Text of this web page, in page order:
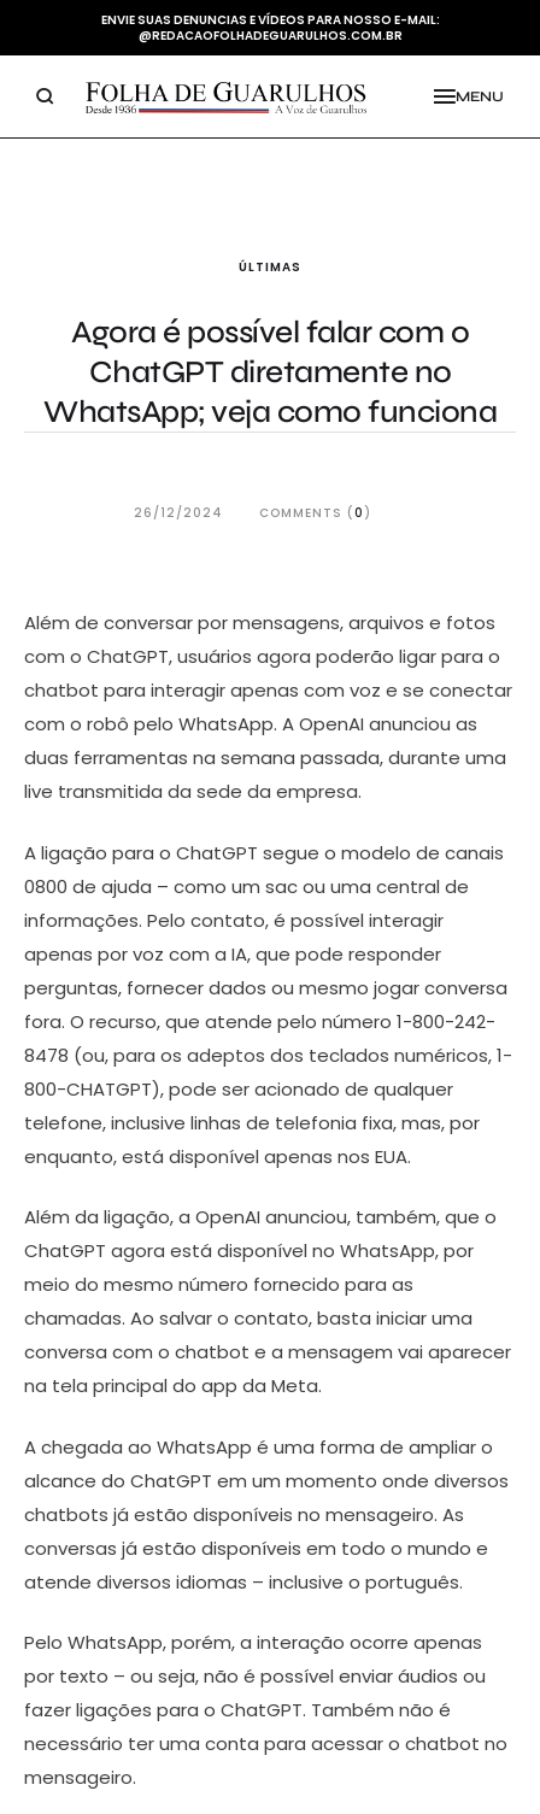
ENVIE SUAS DENUNCIAS E VÍDEOS PARA NOSSO E-MAIL:
@REDACAOFOLHADEGUARULHOS.COM.BR
MENU
ÚLTIMAS
Agora é possível falar com o
ChatGPT diretamente no
WhatsApp; veja como funciona
26/12/2024 COMMENTS (0 )
Além de conversar por mensagens, arquivos e fotos
com o ChatGPT, usuários agora poderão ligar para o
chatbot para interagir apenas com voz e se conectar
com o robô pelo WhatsApp. A OpenAI anunciou as
duas ferramentas na semana passada, durante uma
live transmitida da sede da empresa.
A ligação para o ChatGPT segue o modelo de canais
0800 de ajuda – como um sac ou uma central de
informações. Pelo contato, é possível interagir
apenas por voz com a IA, que pode responder
perguntas, fornecer dados ou mesmo jogar conversa
fora. O recurso, que atende pelo número 1-800-242-
8478 (ou, para os adeptos dos teclados numéricos, 1-
800-CHATGPT), pode ser acionado de qualquer
telefone, inclusive linhas de telefonia fixa, mas, por
enquanto, está disponível apenas nos EUA.
Além da ligação, a OpenAI anunciou, também, que o
ChatGPT agora está disponível no WhatsApp, por
meio do mesmo número fornecido para as
chamadas. Ao salvar o contato, basta iniciar uma
conversa com o chatbot e a mensagem vai aparecer
na tela principal do app da Meta.
A chegada ao WhatsApp é uma forma de ampliar o
alcance do ChatGPT em um momento onde diversos
chatbots já estão disponíveis no mensageiro. As
conversas já estão disponíveis em todo o mundo e
atende diversos idiomas – inclusive o português.
Pelo WhatsApp, porém, a interação ocorre apenas
por texto – ou seja, não é possível enviar áudios ou
fazer ligações para o ChatGPT. Também não é
necessário ter uma conta para acessar o chatbot no
mensageiro.